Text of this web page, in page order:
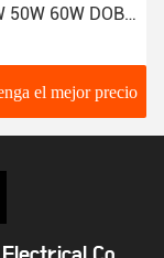
60W DOB
el mejor precio